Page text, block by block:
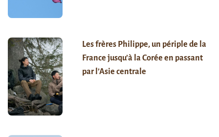
Les frères Philippe, un périple de la
France jusqu’à la Corée en passant
par l’Asie centrale